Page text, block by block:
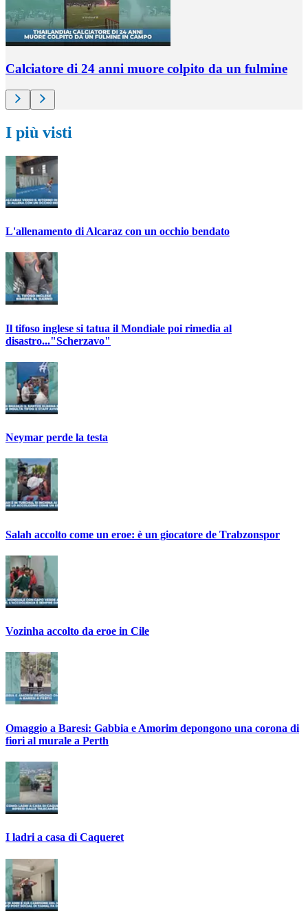
Calciatore di 24 anni muore colpito da un fulmine
I più visti
L'allenamento di Alcaraz con un occhio bendato
Il tifoso inglese si tatua il Mondiale poi rimedia al
disastro..."Scherzavo"
Neymar perde la testa
Salah accolto come un eroe: è un giocatore de Trabzonspor
Vozinha accolto da eroe in Cile
Omaggio a Baresi: Gabbia e Amorim depongono una corona di
fiori al murale a Perth
I ladri a casa di Caqueret